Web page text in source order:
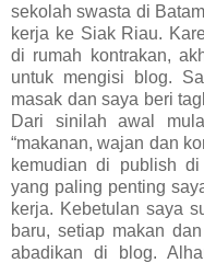
sekolah swasta di
kerja ke Siak Riau.
di rumah kontrakan,
untuk mengisi blog.
masak dan saya beri
Dari sinilah awal
“makanan, wajan dan
kemudian di publish
yang paling penting
kerja. Kebetulan saya
baru, setiap makan
abadikan di blog.